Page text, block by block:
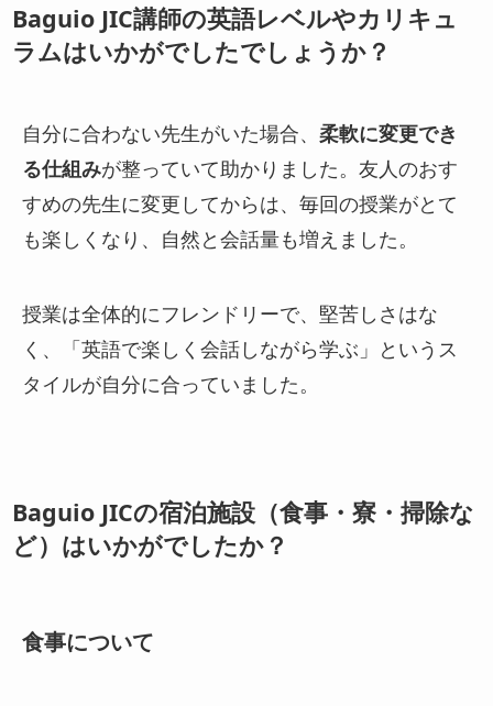
Baguio JIC講師の英語レベルやカリキュ
ラムはいかがでしたでしょうか？
自分に合わない先生がいた場合、 柔軟に変更でき
る仕組みが整っていて助かりました。友人のおす
すめの先生に変更してからは、毎回の授業がとて
も楽しくなり、自然と会話量も増えました。
授業は全体的にフレンドリーで、堅苦しさはな
く、「英語で楽しく会話しながら学ぶ」というス
タイルが自分に合っていました。
Baguio JICの宿泊施設（食事・寮・掃除な
ど）はいかがでしたか？
食事について